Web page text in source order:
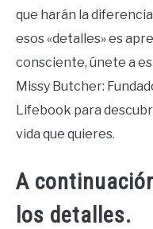
que harán la
esos «detalles» es
consciente, únete a
Missy Butcher:
Lifebook para
vida que quieres.
A
los detalles.